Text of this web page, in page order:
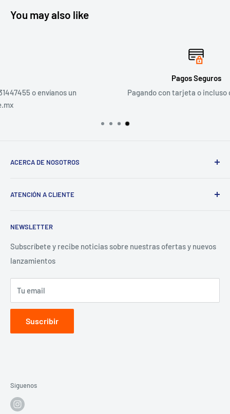
You may also like
un
Pagando con tarjeta o incluso con PayPal
ACERCA DE NOSOTROS
¿Tienes un Negocio? Regístrate aquí
ATENCIÓN A CLIENTE
Términos y Condiciones
Aviso de Privacidad
Contacto para proveedores
NEWSLETTER
Subscríbete y recibe noticias sobre nuestras ofertas y nuevos
lanzamientos
Tu email
Suscribir
Síguenos